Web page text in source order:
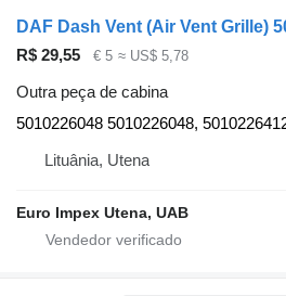
R$ 29,55 € 5 ≈ US$ 5,78
Outra peça de cabina
5010226048 5010226048,
Lituânia, Utena
Euro Impex Utena, UAB